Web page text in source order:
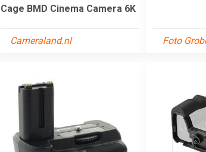
Cage BMD Cinema Camera 6K
Cameraland.nl Foto